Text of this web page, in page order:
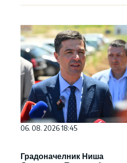
06. 08. 2026 18:45
Градоначелник Ниша